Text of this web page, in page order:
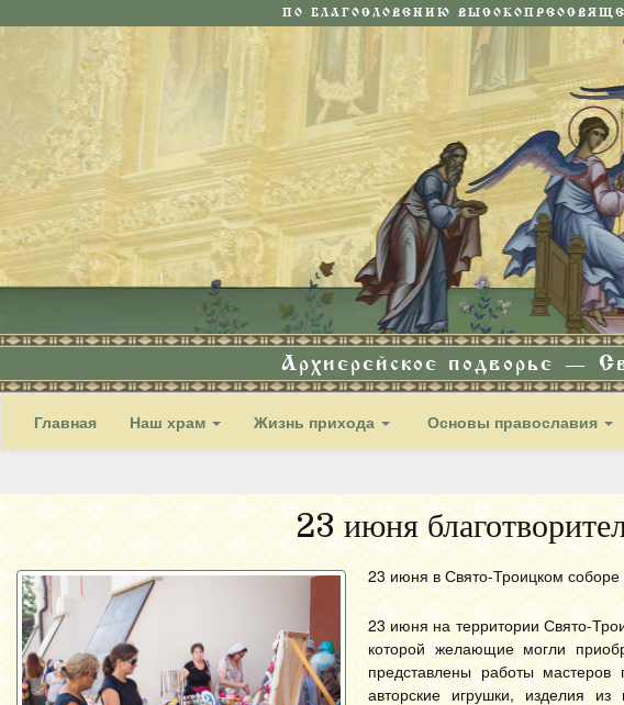
ПО БЛАГОСЛОВЕНИЮ
Архиерейское подворье —
Главная Наш храм Жизнь прихода Основы православия
23 июня
23 июня в Свято-Троицком
23 июня на территории Свято-
которой желающие могли
представлены работы мастеров
авторские игрушки, изделия